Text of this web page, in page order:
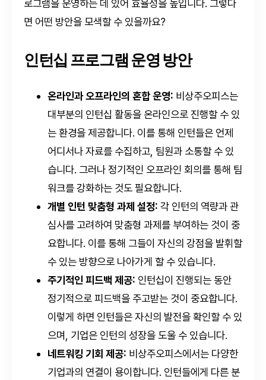
로그램을 운영하는 데 있어 효율성을 높입니다. 그렇다
면 어떤 방안을 모색할 수 있을까요?
인턴십 프로그램 운영 방안
온라인과 오프라인의 혼합 운영: 비상주오피스는
대부분의 인턴십 활동을 온라인으로 진행할 수 있
는 환경을 제공합니다. 이를 통해 인턴들은 언제
어디서나 자료를 수집하고, 팀원과 소통할 수 있
습니다. 그러나 정기적인 오프라인 회의를 통해 팀
워크를 강화하는 것도 필요합니다.
개별 인턴 맞춤형 과제 설정: 각 인턴의 역량과 관
심사를 고려하여 맞춤형 과제를 부여하는 것이 중
요합니다. 이를 통해 그들이 자신의 강점을 발휘할
수 있는 방향으로 나아가게 할 수 있습니다.
주기적인 피드백 제공: 인턴십이 진행되는 동안
정기적으로 피드백을 주고받는 것이 중요합니다.
이렇게 하면 인턴들은 자신의 발전을 확인할 수 있
으며, 기업은 인턴의 성장을 도울 수 있습니다.
네트워킹 기회 제공: 비상주오피스에서는 다양한
기업과의 연결이 용이합니다. 인턴들에게 다른 분